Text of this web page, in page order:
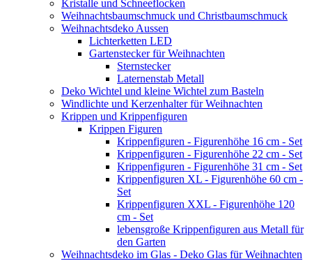
Kristalle und Schneeflocken
Weihnachtsbaumschmuck und Christbaumschmuck
Weihnachtsdeko Aussen
Lichterketten LED
Gartenstecker für Weihnachten
Sternstecker
Laternenstab Metall
Deko Wichtel und kleine Wichtel zum Basteln
Windlichte und Kerzenhalter für Weihnachten
Krippen und Krippenfiguren
Krippen Figuren
Krippenfiguren - Figurenhöhe 16 cm - Set
Krippenfiguren - Figurenhöhe 22 cm - Set
Krippenfiguren - Figurenhöhe 31 cm - Set
Krippenfiguren XL - Figurenhöhe 60 cm -
Set
Krippenfiguren XXL - Figurenhöhe 120
cm - Set
lebensgroße Krippenfiguren aus Metall für
den Garten
Weihnachtsdeko im Glas - Deko Glas für Weihnachten